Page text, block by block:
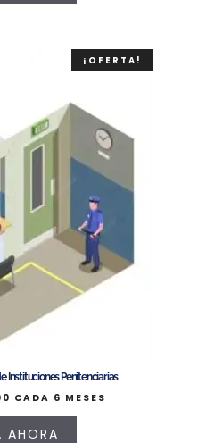
¡OFERTA!
Instituciones Penitenciarias
CADA 6 MESES
AHORA